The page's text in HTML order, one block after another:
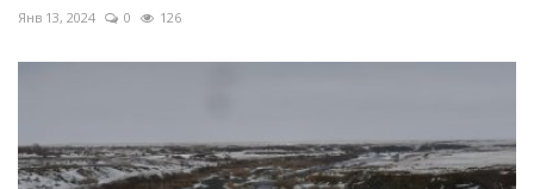
Янв 13, 2024 0 126